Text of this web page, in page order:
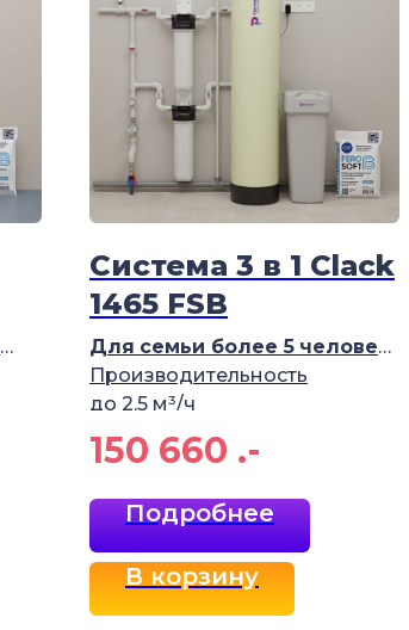
Система 3 в 1 Clack
1465 FSB
Для семьи более 5 человек
Производительность
до 2,5 м³/ч
150 660 .-
Подробнее
В корзину